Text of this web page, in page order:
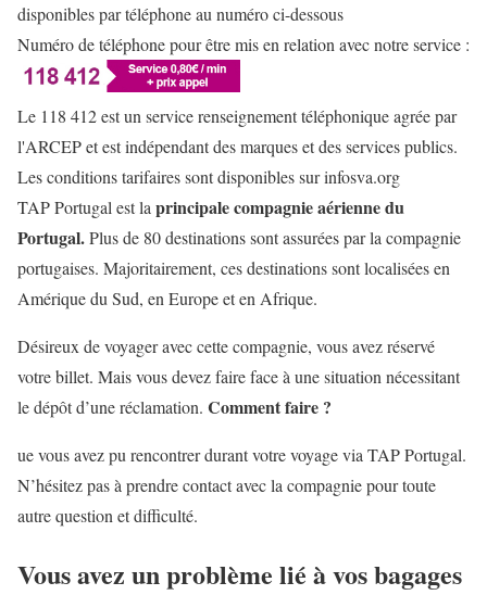
disponibles par téléphone au numéro ci-dessous
Numéro de téléphone pour être mis en relation avec notre service :
Le 118 412 est un service renseignement téléphonique agrée par
l'ARCEP et est indépendant des marques et des services publics.
Les conditions tarifaires sont disponibles sur infosva.org
TAP Portugal est la principale compagnie aérienne du
Portugal.Plus de 80 destinations sont assurées par la compagnie
portugaises. Majoritairement, ces destinations sont localisées en
Amérique du Sud, en Europe et en Afrique.
Désireux de voyager avec cette compagnie, vous avez réservé
votre billet. Mais vous devez faire face à une situation nécessitant
le dépôt d’une réclamation. Comment faire ?
ue vous avez pu rencontrer durant votre voyage via TAP Portugal.
N’hésitez pas à prendre contact avec la compagnie pour toute
autre question et difficulté.
Vous avez un problème lié à vos bagages